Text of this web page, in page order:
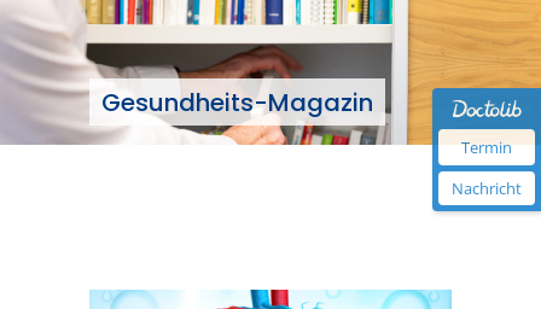
Gesundheits-Magazin
Termin
Nachricht